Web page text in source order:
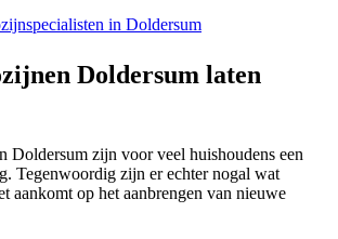
in Doldersum
Doldersum laten
Doldersum zijn voor veel huishoudens een
Tegenwoordig zijn er echter nogal wat
aankomt op het aanbrengen van nieuwe